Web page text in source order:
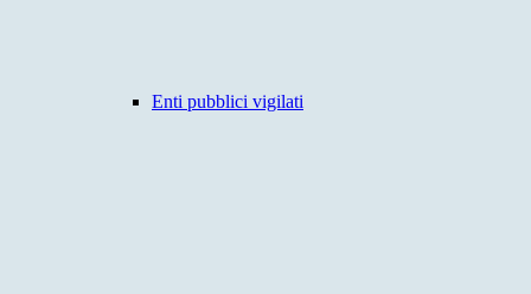
Enti pubblici vigilati